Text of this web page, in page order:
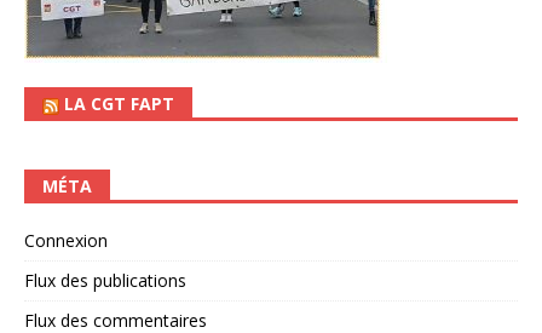
LA CGT FAPT
MÉTA
Connexion
Flux des publications
Flux des commentaires